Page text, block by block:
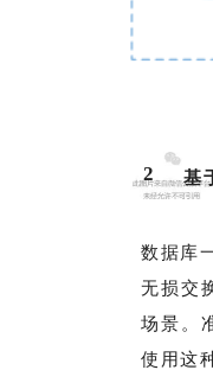
2 基
数据库
无损交
场景。
使用这